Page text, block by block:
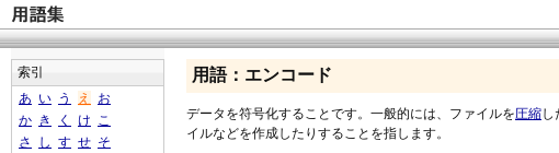
用語：エンコード
データを符号化することです。一般的には、ファイルを圧縮し
イルなどを作成したりすることを指します。
索引
あ い う え
お
か き く け こ
さ
し す せ そ